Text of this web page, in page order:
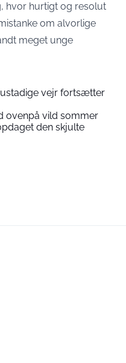
hvor hurtigt og resolut
om alvorlige
meget unge
ustadige vejr fortsætter
ovenpå vild sommer
den skjulte